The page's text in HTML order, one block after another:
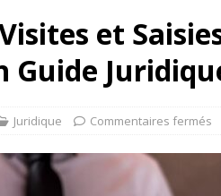
et
Guide
Juridique Commentaires fermés